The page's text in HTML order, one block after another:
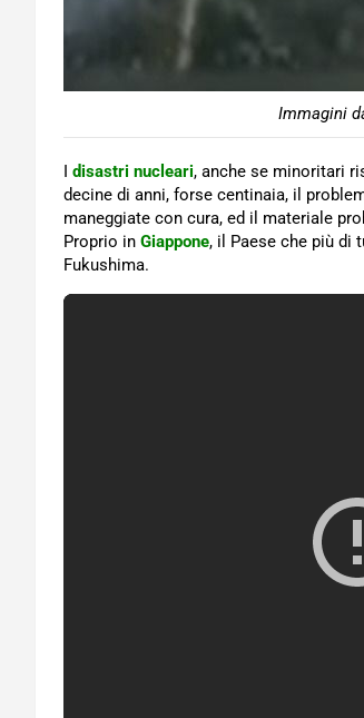
Immagini
I disastri nucleari, anche se minoritari
decine di anni, forse centinaia, il
maneggiate con cura, ed il materiale
Proprio in Giappone, il Paese che più di
Fukushima.